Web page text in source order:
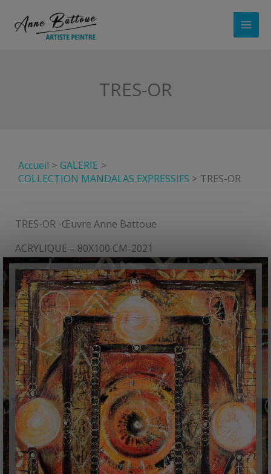
TRES-OR
Accueil
GALERIE
COLLECTION MANDALAS EXPRESSIFS
TRES-OR
TRES-OR -Œuvre Anne Battoue
ACRYLIQUE – 80X100 CM-2021